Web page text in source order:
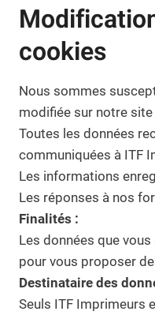
cookies
Nous sommes
modifiée sur notre
Toutes les données
communiquées à ITF
Les informations
Les réponses à nos
Finalités :
Les données que
pour vous proposer
Destinataire des
Seuls ITF Imprimeurs